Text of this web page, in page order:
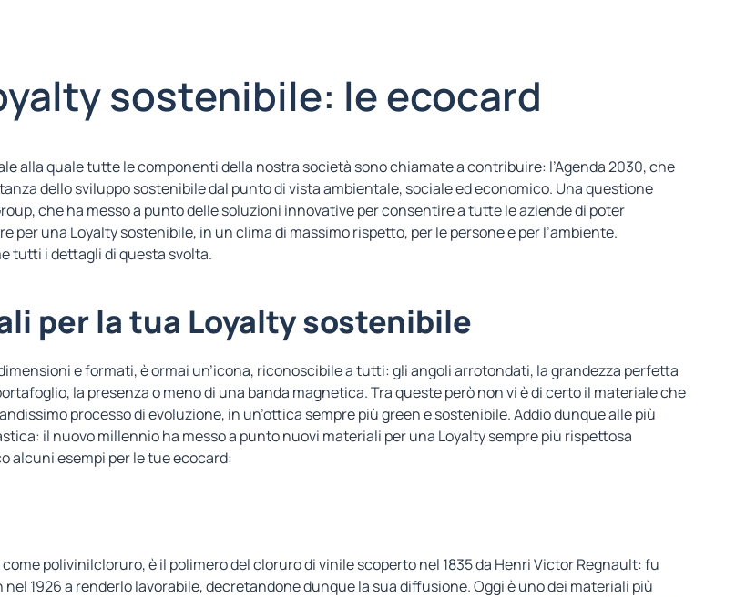
sostenibile: le ecocard
alla quale tutte le componenti della nostra società sono chiamate a contribuire: l’Agenda 2030, che
dellosviluppo sostenibiledal punto di vista ambientale, sociale ed economico. Una questione
che ha messo a punto delle soluzioni innovative per consentire a tutte le aziende di poter
per una Loyalty sostenibile, in un clima di massimo rispetto, per le persone e per l’ambiente.
tutti i dettagli di questa svolta.
per la tua Loyalty sostenibile
e formati,è ormai un’icona, riconoscibile a tutti: gli angoli arrotondati, la grandezza perfetta
la presenza o meno di una banda magnetica. Tra queste però non vi è di certo il materiale che
processo di evoluzione, in un’ottica sempre più green e sostenibile. Addio dunque alle più
il nuovo millennio ha messo a punto nuovi materiali per una Loyalty sempre più rispettosa
alcuni esempi per le tue ecocard:
come polivinilcloruro, è il polimero del cloruro di vinile scoperto nel 1835 da Henri Victor Regnault: fu
nel 1926 a renderlo lavorabile, decretandone dunque la sua diffusione. Oggi è uno dei materiali più